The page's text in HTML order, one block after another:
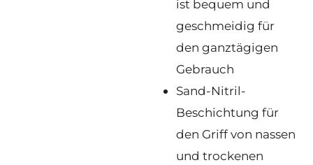
ist bequem und
geschmeidig für
den ganztägigen
Gebrauch
Sand-Nitril-
Beschichtung für
den Griff von nassen
und trockenen